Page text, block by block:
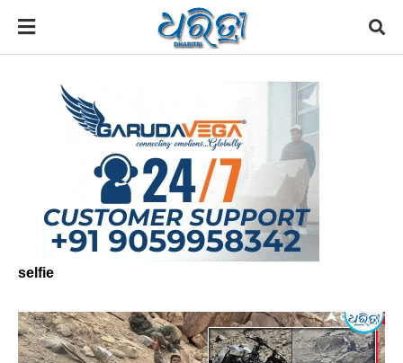
selfie